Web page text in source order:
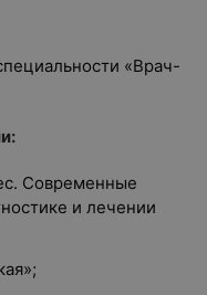
«Врач-
Современные
и лечении